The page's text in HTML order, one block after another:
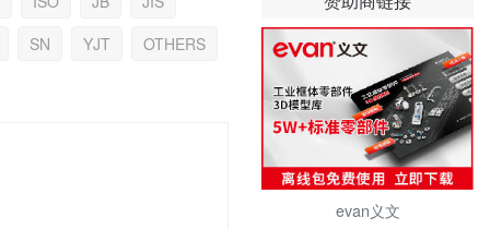
SN
YJT OTHERS
evan义文